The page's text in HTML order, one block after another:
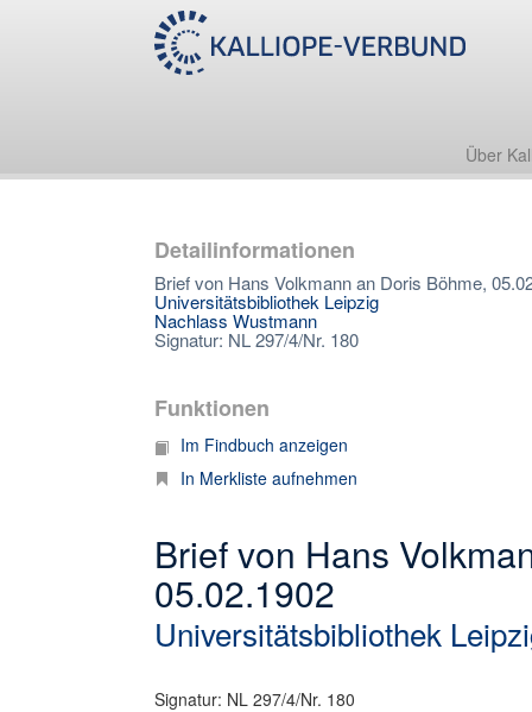
Über
Detailinformationen
Brief von Hans Volkmann an Doris Böhme,
Universitätsbibliothek Leipzig
Nachlass Wustmann
Signatur: NL 297/4/Nr. 180
Funktionen
Im Findbuch anzeigen
In Merkliste aufnehmen
Brief von Hans
05.02.1902
Universitätsbibliothek
Signatur: NL 297/4/Nr. 180